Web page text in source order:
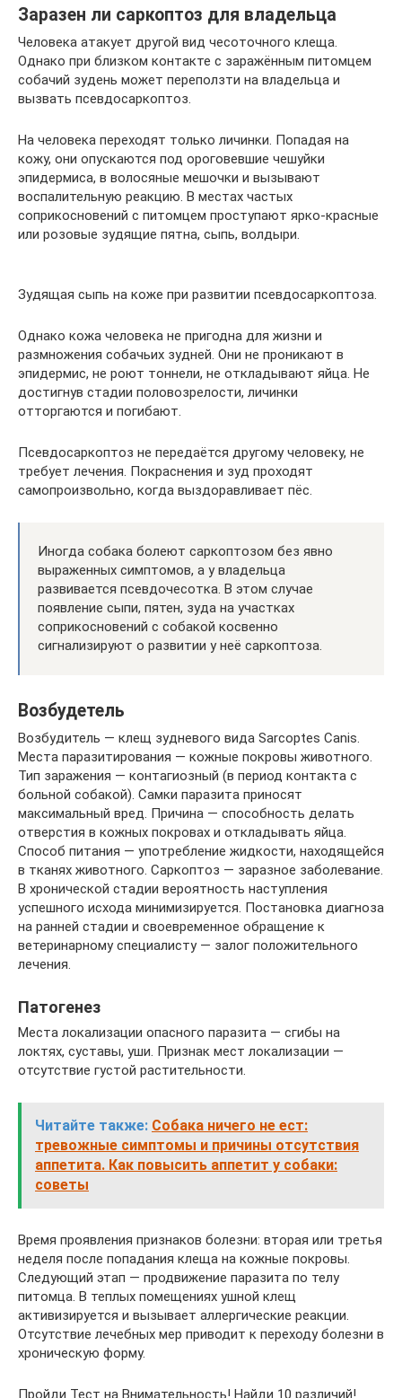
Заразен ли саркоптоз для владельца
Человека атакует другой вид чесоточного клеща.
Однако при близком контакте с заражённым питомцем
собачий зудень может переползти на владельца и
вызвать псевдосаркоптоз.
На человека переходят только личинки. Попадая на
кожу, они опускаются под ороговевшие чешуйки
эпидермиса, в волосяные мешочки и вызывают
воспалительную реакцию. В местах частых
соприкосновений с питомцем проступают ярко-красные
или розовые зудящие пятна, сыпь, волдыри.
Зудящая сыпь на коже при развитии псевдосаркоптоза.
Однако кожа человека не пригодна для жизни и
размножения собачьих зудней. Они не проникают в
эпидермис, не роют тоннели, не откладывают яйца. Не
достигнув стадии половозрелости, личинки
отторгаются и погибают.
Псевдосаркоптоз не передаётся другому человеку, не
требует лечения. Покраснения и зуд проходят
самопроизвольно, когда выздоравливает пёс.
Иногда собака болеют саркоптозом без явно
выраженных симптомов, а у владельца
развивается псевдочесотка. В этом случае
появление сыпи, пятен, зуда на участках
соприкосновений с собакой косвенно
сигнализируют о развитии у неё саркоптоза.
Возбудетель
Возбудитель — клещ зудневого вида Sarcoptes Canis.
Места паразитирования — кожные покровы животного.
Тип заражения — контагиозный (в период контакта с
больной собакой). Самки паразита приносят
максимальный вред. Причина — способность делать
отверстия в кожных покровах и откладывать яйца.
Способ питания — употребление жидкости, находящейся
в тканях животного. Саркоптоз — заразное заболевание.
В хронической стадии вероятность наступления
успешного исхода минимизируется. Постановка диагноза
на ранней стадии и своевременное обращение к
ветеринарному специалисту — залог положительного
лечения.
Патогенез
Места локализации опасного паразита — сгибы на
локтях, суставы, уши. Признак мест локализации —
отсутствие густой растительности.
Читайте также: Собака ничего не ест:
тревожные симптомы и причины отсутствия
аппетита. Как повысить аппетит у собаки:
советы
Время проявления признаков болезни: вторая или третья
неделя после попадания клеща на кожные покровы.
Следующий этап — продвижение паразита по телу
питомца. В теплых помещениях ушной клещ
активизируется и вызывает аллергические реакции.
Отсутствие лечебных мер приводит к переходу болезни в
хроническую форму.
Пройди Тест на Внимательность! Найди 10 различий!